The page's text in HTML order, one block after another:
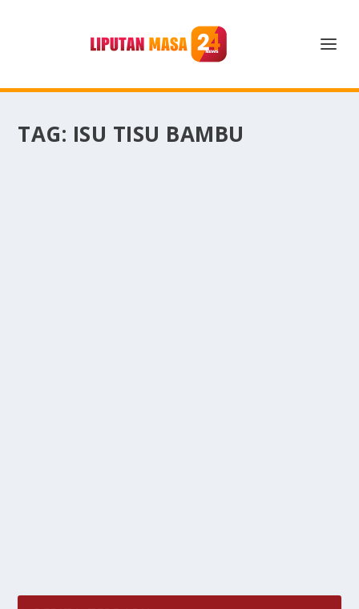
TAG: ISU TISU BAMBU